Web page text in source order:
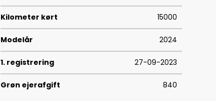
Kilometer kørt 15000
Modelår 2024
1. registrering 27-09-2023
Grøn ejerafgift 840